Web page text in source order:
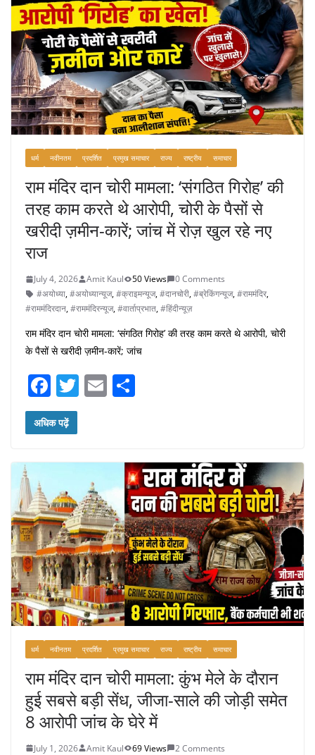
धर्म नवीनतम प्रदर्शित प्रमुख समाचार राज्य राष्ट्रीय समाचार
राम मंदिर दान चोरी मामला: ‘संगठित गिरोह’ की
तरह काम करते थे आरोपी, चोरी के पैसों से
खरीदी ज़मीन-कारें; जांच में रोज़ खुल रहे नए
राज
July 4, 2026 Amit Kaul 50 Views
0 Comments
#अयोध्या,#अयोध्यान्यूज,#क्राइमन्यूज,#दानचोरी,#ब्रेकिंगन्यूज,#राममंदिर,
#राममंदिरदान,#राममंदिरन्यूज,#वार्ताप्रभात,#हिंदीन्यूज़
राम मंदिर दान चोरी मामला: ‘संगठित गिरोह’ की तरह काम करते थे आरोपी, चोरी
के पैसों से खरीदी ज़मीन-कारें; जांच
F
a
c
o
o
k
T E
अधिक पढ़ें
धर्म नवीनतम प्रदर्शित प्रमुख समाचार राज्य राष्ट्रीय समाचार
राम मंदिर दान चोरी मामला: कुंभ मेले के दौरान
हुई सबसे बड़ी सेंध, जीजा-साले की जोड़ी समेत
8 आरोपी जांच के घेरे में
July 1, 2026 Amit Kaul 69 Views
2 Comments